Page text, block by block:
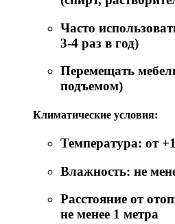
Часто
3-4 раз в год)
Перемещать
подъемом)
Климатические условия:
Температура: от
Влажность: не
Расстояние от
не менее 1 метра